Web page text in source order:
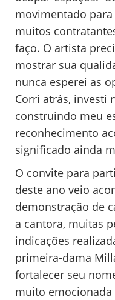
movimentado
muitos
faço. O artista
mostrar sua
nunca esperei as
Corri atrás, investi
construindo meu
reconhecimento
significado ainda
O convite para
deste ano veio
demonstração de
a cantora, muitas
indicações
primeira-dama
fortalecer seu
muito